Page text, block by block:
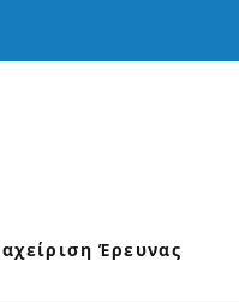
Έρευνας